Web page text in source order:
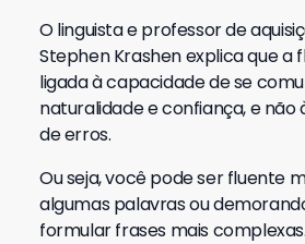
O linguista e professor de
Stephen Krashen explica que a
ligada à capacidade de se
naturalidade e confiança, e não
de erros.
Ou seja, você pode ser fluente
algumas palavras ou
formular frases mais complexas.